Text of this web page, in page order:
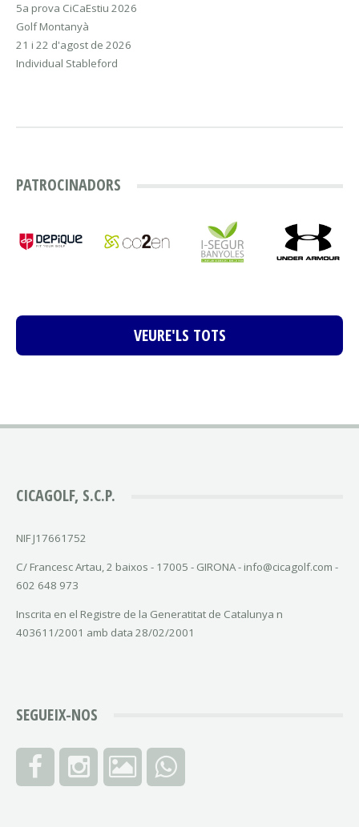
5a prova CiCaEstiu 2026
Golf Montanyà
21 i 22 d'agost de 2026
Individual Stableford
PATROCINADORS
VEURE'LS TOTS
CICAGOLF, S.C.P.
NIF J17661752
C/ Francesc Artau, 2 baixos - 17005 - GIRONA - info@cicagolf.com -
602 648 973
Inscrita en el Registre de la Generatitat de Catalunya n
403611/2001 amb data 28/02/2001
SEGUEIX-NOS